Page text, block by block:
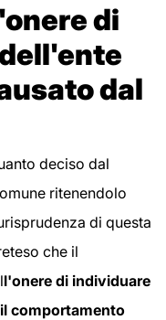
di
dal
deciso dal
ritenendolo
di questa
che il
l'onere di individuare
comportamento